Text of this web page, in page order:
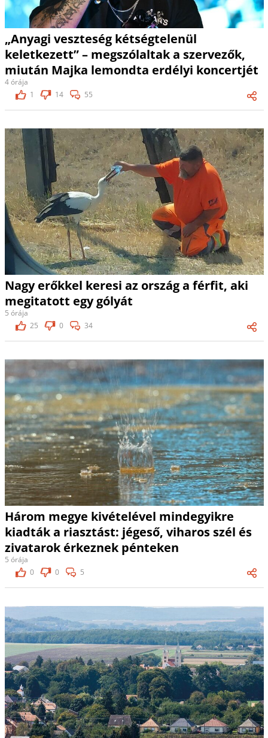
„Anyagi veszteség kétségtelenül
keletkezett” – megszólaltak a szervezők,
miután Majka lemondta erdélyi koncertjét
4 órája
1
14 55
Nagy erőkkel keresi az ország a férfit, aki
megitatott egy gólyát
5 órája
25
0 34
Három megye kivételével mindegyikre
kiadták a riasztást: jégeső, viharos szél és
zivatarok érkeznek pénteken
5 órája
0
0 5